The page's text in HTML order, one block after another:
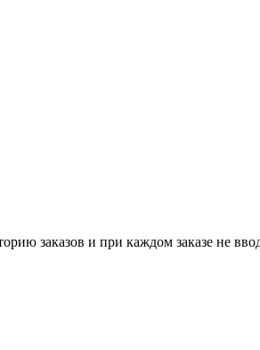
заказов и при каждом заказе не